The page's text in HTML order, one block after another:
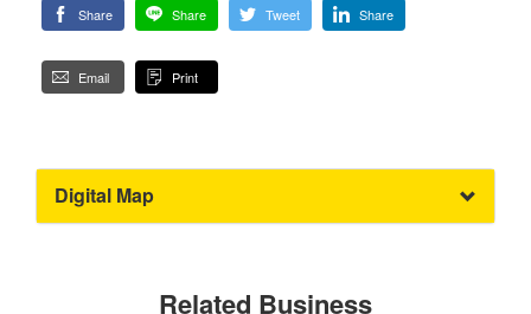
Share Share Tweet Share
Email Print
Digital Map
Related Business